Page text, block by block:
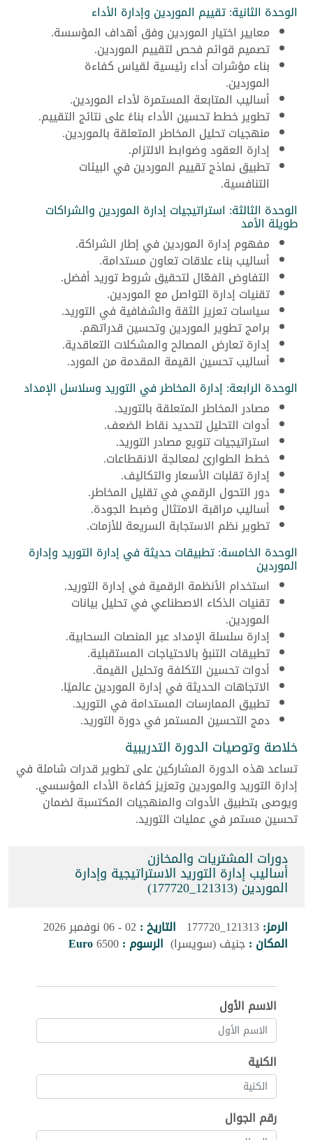
الوحدة الثانية: تقييم الموردين وإدارة الأداء
معايير اختيار الموردين وفق أهداف المؤسسة.
تصميم قوائم فحص لتقييم الموردين.
بناء مؤشرات أداء رئيسية لقياس كفاءة
الموردين.
أساليب المتابعة المستمرة لأداء الموردين.
تطوير خطط تحسين الأداء بناءً على نتائج التقييم.
منهجيات تحليل المخاطر المتعلقة بالموردين.
إدارة العقود وضوابط الالتزام.
تطبيق نماذج تقييم الموردين في البيئات
التنافسية.
الوحدة الثالثة: استراتيجيات إدارة الموردين والشراكات
طويلة الأمد
مفهوم إدارة الموردين في إطار الشراكة.
أساليب بناء علاقات تعاون مستدامة.
التفاوض الفعّال لتحقيق شروط توريد أفضل.
تقنيات إدارة التواصل مع الموردين.
سياسات تعزيز الثقة والشفافية في التوريد.
برامج تطوير الموردين وتحسين قدراتهم.
إدارة تعارض المصالح والمشكلات التعاقدية.
أساليب تحسين القيمة المقدمة من المورد.
الوحدة الرابعة: إدارة المخاطر في التوريد وسلاسل الإمداد
مصادر المخاطر المتعلقة بالتوريد.
أدوات التحليل لتحديد نقاط الضعف.
استراتيجيات تنويع مصادر التوريد.
خطط الطوارئ لمعالجة الانقطاعات.
إدارة تقلبات الأسعار والتكاليف.
دور التحول الرقمي في تقليل المخاطر.
أساليب مراقبة الامتثال وضبط الجودة.
تطوير نظم الاستجابة السريعة للأزمات.
الوحدة الخامسة: تطبيقات حديثة في إدارة التوريد وإدارة
الموردين
استخدام الأنظمة الرقمية في إدارة التوريد.
تقنيات الذكاء الاصطناعي في تحليل بيانات
الموردين.
إدارة سلسلة الإمداد عبر المنصات السحابية.
تطبيقات التنبؤ بالاحتياجات المستقبلية.
أدوات تحسين التكلفة وتحليل القيمة.
الاتجاهات الحديثة في إدارة الموردين عالميًا.
تطبيق الممارسات المستدامة في التوريد.
دمج التحسين المستمر في دورة التوريد.
خلاصة وتوصيات الدورة التدريبية
تساعد هذه الدورة المشاركين على تطوير قدرات شاملة في
إدارة التوريد والموردين وتعزيز كفاءة الأداء المؤسسي.
ويوصى بتطبيق الأدوات والمنهجيات المكتسبة لضمان
تحسين مستمر في عمليات التوريد.
دورات المشتريات والمخازن
أساليب إدارة التوريد الاستراتيجية وإدارة
الموردين (121313_177720)
الرمز:121313_177720 التاريخ : 02 - 06 نوفمبر 2026
المكان :جنيف (سويسرا) الرسوم :6500
Euro
الاسم الأول
الكنية
رقم الجوال